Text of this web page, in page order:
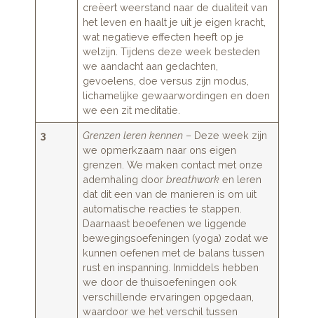
creëert weerstand naar de dualiteit van
het leven en haalt je uit je eigen kracht,
wat negatieve effecten heeft op je
welzijn. Tijdens deze week besteden
we aandacht aan gedachten,
gevoelens, doe versus zijn modus,
lichamelijke gewaarwordingen en doen
we een zit meditatie.
3 Grenzen leren kennen – Deze week zijn
we opmerkzaam naar ons eigen
grenzen. We maken contact met onze
ademhaling doorbreathwork en leren
dat dit een van de manieren is om uit
automatische reacties te stappen.
Daarnaast beoefenen we liggende
bewegingsoefeningen (yoga) zodat we
kunnen oefenen met de balans tussen
rust en inspanning. Inmiddels hebben
we door de thuisoefeningen ook
verschillende ervaringen opgedaan,
waardoor we het verschil tussen